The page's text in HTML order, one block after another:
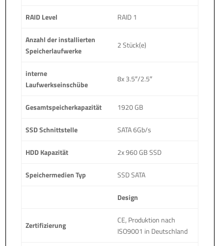
RAID Level RAID 1
Anzahl der installierten
Speicherlaufwerke
2 Stück(e)
interne
Laufwerkseinschübe
8x 3.5″/2.5″
Gesamtspeicherkapazität 1920 GB
SSD Schnittstelle SATA 6Gb/s
HDD Kapazität 2x 960 GB SSD
Speichermedien Typ SSD SATA
Design
Zertifizierung
CE, Produktion nach
ISO9001 in Deutschland